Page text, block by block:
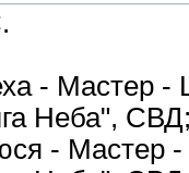
- Мастер -
Неба",
- Мастер